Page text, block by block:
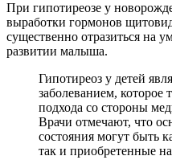
При гипотиреозе у
выработки гормонов
существенно отразиться на
развитии малыша.
Гипотиреоз у детей
заболеванием, которое
подхода со стороны
Врачи отмечают, что
состояния могут быть
так и приобретенные